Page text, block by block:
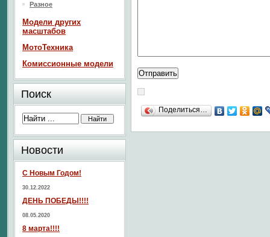
Поделиться…
Разное
Модели других
масштабов
МотоТехника
Комиссионные модели
Поиск
Новости
С Новым Годом!
30.12.2022
ДЕНЬ ПОБЕДЫ!!!!
08.05.2020
8 марта!!!!